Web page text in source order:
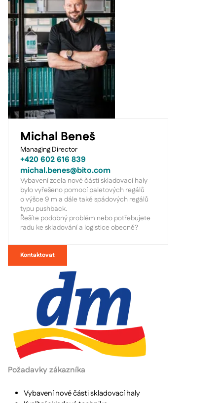
Michal Beneš
Managing Director
+420 602 616 839
michal.benes@bito.com
Vybavení zcela nové části skladovací haly
bylo vyřešeno pomocí paletových regálů
o výšce 9 m a dále také spádových regálů
typu pushback.
Řešíte podobný problém nebo potřebujete
radu ke skladování a logistice obecně?
Kontaktovat
Požadavky zákazníka
Vybavení nové části skladovací haly